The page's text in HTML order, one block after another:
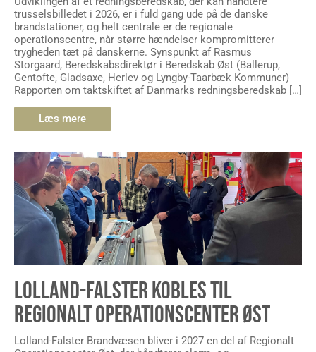
trusselsbilledet i 2026, er i fuld gang ude på de danske
brandstationer, og helt centrale er de regionale
operationscentre, når større hændelser kompromitterer
trygheden tæt på danskerne. Synspunkt af Rasmus
Storgaard, Beredskabsdirektør i Beredskab Øst (Ballerup,
Gentofte, Gladsaxe, Herlev og Lyngby-Taarbæk Kommuner)
Rapporten om taktskiftet af Danmarks redningsberedskab […]
Læs mere
LOLLAND-FALSTER KOBLES TIL
REGIONALT OPERATIONSCENTER ØST
Lolland-Falster Brandvæsen bliver i 2027 en del af Regionalt